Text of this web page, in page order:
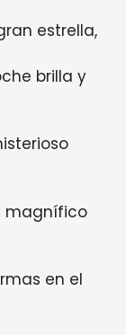
estrella,
brilla y
magnífico
en el